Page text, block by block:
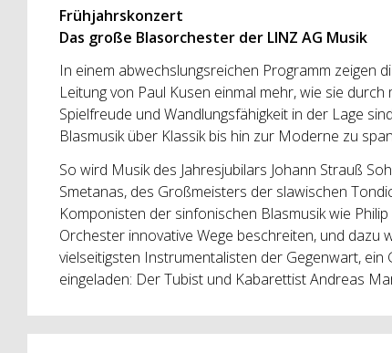
Frühjahrskonzert
Das große Blasorchester der LINZ AG Musik
In einem abwechslungsreichen Programm zeigen
Leitung von Paul Kusen einmal mehr, wie sie
Spielfreude und Wandlungsfähigkeit in der Lage
Blasmusik über Klassik bis hin zur Moderne zu
So wird Musik des Jahresjubilars Johann Strauß
Smetanas, des Großmeisters der slawischen
Komponisten der sinfonischen Blasmusik wie
Orchester innovative Wege beschreiten, und dazu
vielseitigsten Instrumentalisten der Gegenwart,
eingeladen: Der Tubist und Kabarettist Andreas